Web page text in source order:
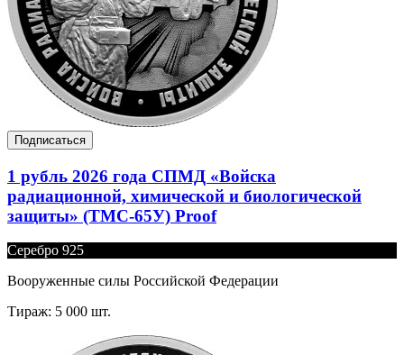
Подписаться
1 рубль 2026 года СПМД «Войска
радиационной, химической и биологической
защиты» (ТМС-65У) Proof
Серебро 925
Вооруженные силы Российской Федерации
Тираж: 5 000 шт.